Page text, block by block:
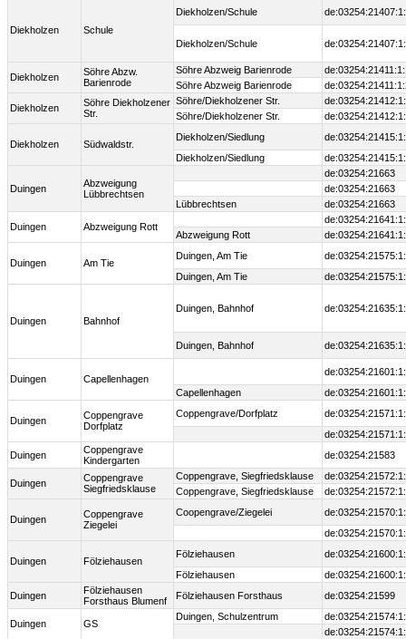
Diekholzen Schule
Diekholzen/Schule
Diekholzen/Schule
Diekholzen
Söhre Abzw.
Barienrode
Söhre Abzweig Barienrode
Söhre Abzweig Barienrode
Diekholzen
Söhre Diekholzener
Str.
Söhre/Diekholzener Str.
Söhre/Diekholzener Str.
Diekholzen Südwaldstr.
Diekholzen/Siedlung
Diekholzen/Siedlung
Duingen
Abzweigung
Lübbrechtsen
de:03254:21663
de:03254:21663
Lübbrechtsen
de:03254:21663
Duingen Abzweigung Rott
Abzweigung Rott
Duingen Am Tie
Duingen, Am Tie
Duingen, Am Tie
Duingen Bahnhof
Duingen, Bahnhof
Duingen, Bahnhof
Duingen Capellenhagen
Capellenhagen
Duingen
Coppengrave
Dorfplatz
Coppengrave/Dorfplatz
Duingen
Coppengrave
Kindergarten
de:03254:21583
Duingen
Coppengrave
Siegfriedsklause
Coppengrave, Siegfriedsklause
Coppengrave, Siegfriedsklause
Duingen
Coppengrave
Ziegelei
Coopengrave/Ziegelei
Duingen Fölziehausen
Fölziehausen
Fölziehausen
Duingen
Fölziehausen
Forsthaus Blumenf
Fölziehausen Forsthaus de:03254:21599
Duingen GS
Duingen, Schulzentrum